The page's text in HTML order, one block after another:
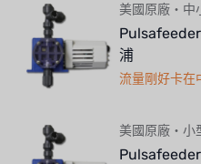
美國原廠・中
浦
流量剛好卡在
美國原廠・小